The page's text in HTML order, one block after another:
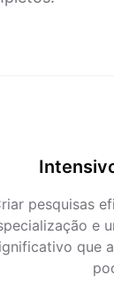
pesquisas
e
que